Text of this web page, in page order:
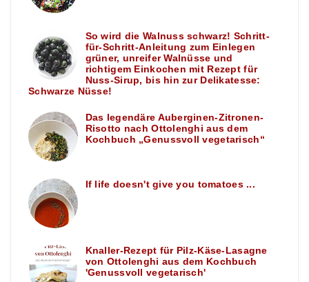
So wird die Walnuss schwarz! Schritt-
für-Schritt-Anleitung zum Einlegen
grüner, unreifer Walnüsse und
richtigem Einkochen mit Rezept für
Nuss-Sirup, bis hin zur Delikatesse:
Schwarze Nüsse!
Das legendäre Auberginen-Zitronen-
Risotto nach Ottolenghi aus dem
Kochbuch „Genussvoll vegetarisch“
If life doesn't give you tomatoes ...
Knaller-Rezept für Pilz-Käse-Lasagne
von Ottolenghi aus dem Kochbuch
'Genussvoll vegetarisch'